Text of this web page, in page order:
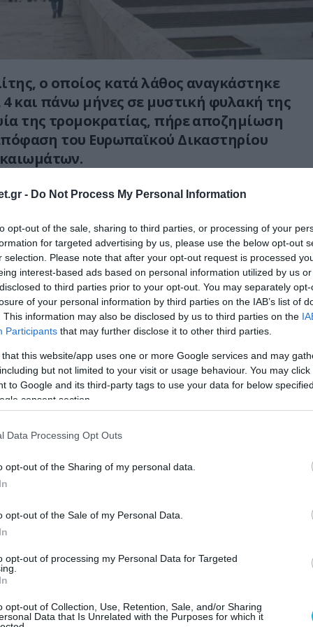
- Do Not Process My Personal Information
opt-out of the sale, sharing to third parties, or processing of your
for targeted advertising by us, please use the below opt-out
selection. Please note that after your opt-out request is processed
interest-based ads based on personal information utilized by us
to third parties prior to your opt-out. You may separately
of your personal information by third parties on the IAB’s list of
This information may also be disclosed by us to third parties on the
Participants that may further disclose it to other third parties.
that this website/app uses one or more Google services and may
but not limited to your visit or usage behaviour. You may
to Google and its third-party tags to use your data for below
consent section.
Data Processing Opt Outs
opt-out of the Sharing of my personal data.
opt-out of the Sale of my Personal Data.
opt-out of processing my Personal Data for Targeted
opt-out of Collection, Use, Retention, Sale, and/or Sharing
Data that Is Unrelated with the Purposes for which it
ο οποίος κατά λάθος αναγκάστηκε
4 και πάνω μήνες σε μυστική φυλακή της
της τρομοκρατίας, πήρε αποζημίωση
του Ευρωπαϊκού Δικαστηρίου
ότι ο Χαλέντ Μάσρι, καταγόμενος από το
της CIA, επειδή έχει το ίδιο όνομα με
για τρομοκρατία. Τον έπιασαν, τον
και τον ξυλοκοπούσαν στα Σκόπια
23 ημερών πριν παραδοθεί στους πράκτορες
τον μετέφεραν στο Αφγανιστάν.
ένοχη για το συμβάν την ΠΓΔΜ. Οι
δικαιώματα του ανθρώπου χαρακτήρισαν
ως ιστορική επειδή για πρώτη φορά στην
κράτος κρίθηκε ένοχο για συμμετοχή στο
της CIA.
defencenet.gr
ΑΡΘΡΟ